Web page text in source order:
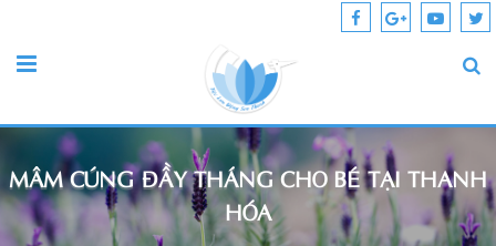
MÂM CÚNG ĐẦY THÁNG CHO BÉ TẠI THANH
HÓA